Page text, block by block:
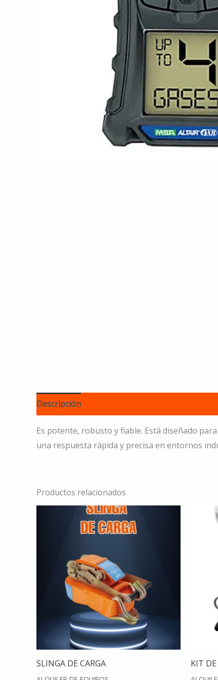
Descripción
Es potente, robusto y fiable. Está diseñado
una respuesta rápida y precisa en entornos
Productos relacionados
SLINGA DE CARGA KIT DE